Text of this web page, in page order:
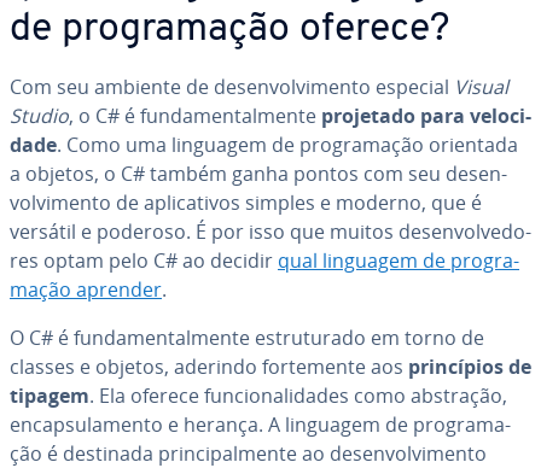
de pro­gra­ma­ção oferece?
Com seu ambiente de de­sen­vol­vi­mento especial Visual
Studio, o C# é fun­da­men­tal­mente projetado para ve­lo­ci­
dade. Como uma linguagem de pro­gra­ma­ção orientada
a objetos, o C# também ganha pontos com seu de­sen­
vol­vi­mento de apli­ca­ti­vos simples e moderno, que é
versátil e poderoso. É por isso que muitos de­sen­vol­ve­do­
res optam pelo C# ao decidir qual linguagem de pro­gra­
ma­ção aprender.
O C# é fun­da­men­tal­mente es­tru­tu­rado em torno de
classes e objetos, aderindo for­te­mente aos prin­cí­pios de
tipagem. Ela oferece fun­ci­o­na­li­da­des como abstração,
en­cap­su­la­mento e herança. A linguagem de pro­gra­ma­
ção é destinada prin­ci­pal­mente ao de­sen­vol­vi­mento